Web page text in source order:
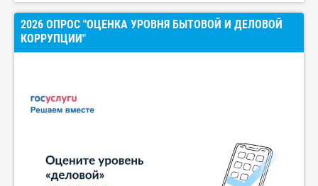
2026 ОПРОС "ОЦЕНКА УРОВНЯ БЫТОВОЙ И ДЕЛОВОЙ
КОРРУПЦИИ"